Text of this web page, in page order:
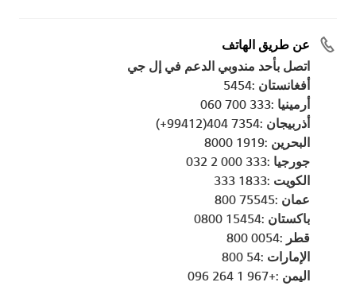
عن طريق الهاتف
اتصل بأحد مندوبي الدعم في إل جي
أفغانستان :5454
أرمينيا :333 700 060
أذربيجان :7354 404(99412+)
البحرين :1919 8000
جورجيا :333 000 2 032
الكويت :1833 333
عمان :75545 800
باكستان :15454 0800
قطر :0054 800
الإمارات :54 800
اليمن :+967 1 264 096